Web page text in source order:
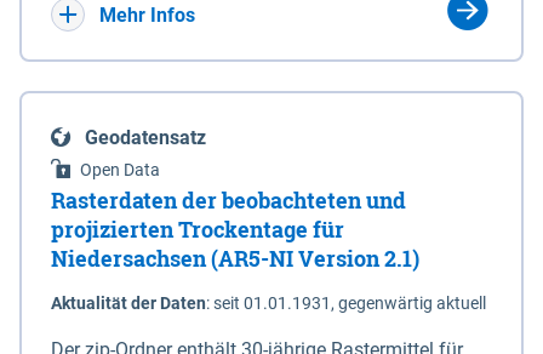
die Deichbehörde durch Verordnung ausspricht.
laufenden Monitoringjahr.
Mehr Infos
Geodatensatz
Open Data
Rasterdaten der beobachteten und
projizierten Trockentage für
Niedersachsen (AR5-NI Version 2.1)
Aktualität der Daten:seit 01.01.1931, gegenwärtig aktuell